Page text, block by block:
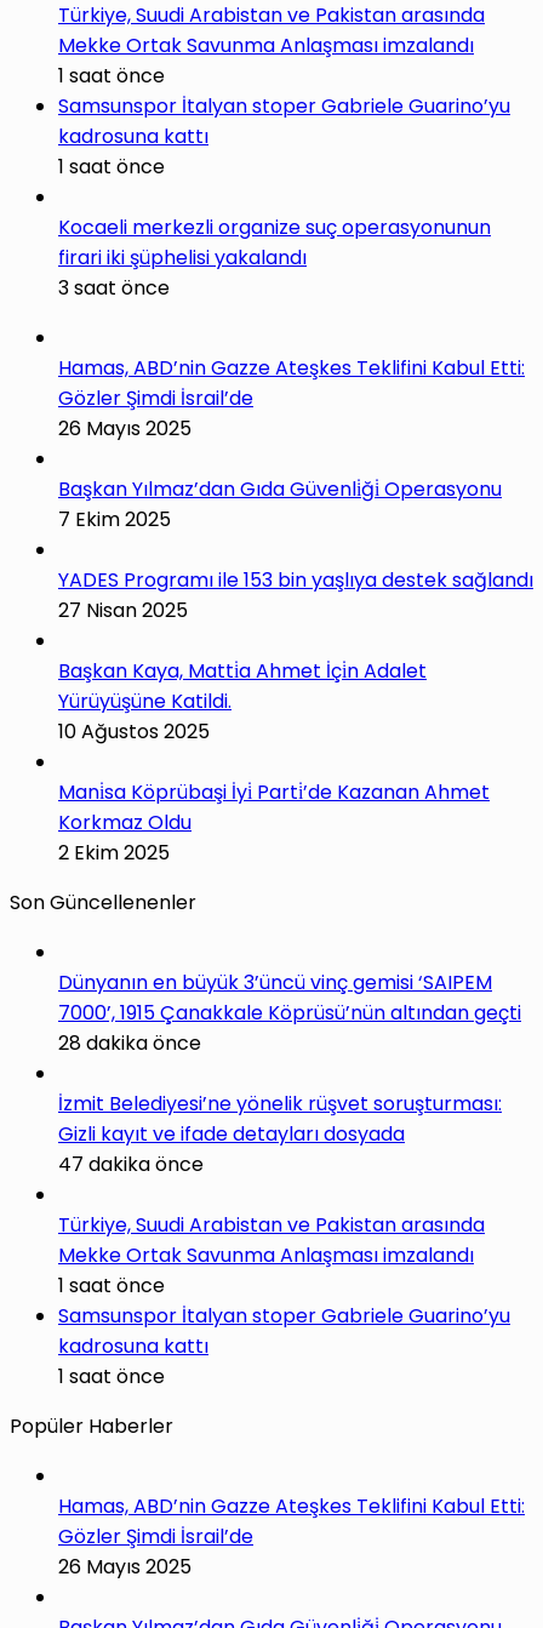
Türkiye, Suudi Arabistan ve Pakistan arasında
Mekke Ortak Savunma Anlaşması imzalandı
1 saat önce
Samsunspor İtalyan stoper Gabriele Guarino’yu
kadrosuna kattı
1 saat önce
Kocaeli merkezli organize suç operasyonunun
firari iki şüphelisi yakalandı
3 saat önce
Hamas, ABD’nin Gazze Ateşkes Teklifini Kabul Etti:
Gözler Şimdi İsrail’de
26 Mayıs 2025
Başkan Yılmaz’dan Gıda Güvenli̇ği̇ Operasyonu
7 Ekim 2025
YADES Programı ile 153 bin yaşlıya destek sağlandı
27 Nisan 2025
Başkan Kaya, Matti̇a Ahmet İçi̇n Adalet
Yürüyüşüne Katildi.
10 Ağustos 2025
Mani̇sa Köprübaşi İyi̇ Parti̇’de Kazanan Ahmet
Korkmaz Oldu
2 Ekim 2025
Son Güncellenenler
Dünyanın en büyük 3’üncü vinç gemisi ‘SAIPEM
7000’, 1915 Çanakkale Köprüsü’nün altından geçti
28 dakika önce
İzmit Belediyesi’ne yönelik rüşvet soruşturması:
Gizli kayıt ve ifade detayları dosyada
47 dakika önce
Türkiye, Suudi Arabistan ve Pakistan arasında
Mekke Ortak Savunma Anlaşması imzalandı
1 saat önce
Samsunspor İtalyan stoper Gabriele Guarino’yu
kadrosuna kattı
1 saat önce
Popüler Haberler
Hamas, ABD’nin Gazze Ateşkes Teklifini Kabul Etti:
Gözler Şimdi İsrail’de
26 Mayıs 2025